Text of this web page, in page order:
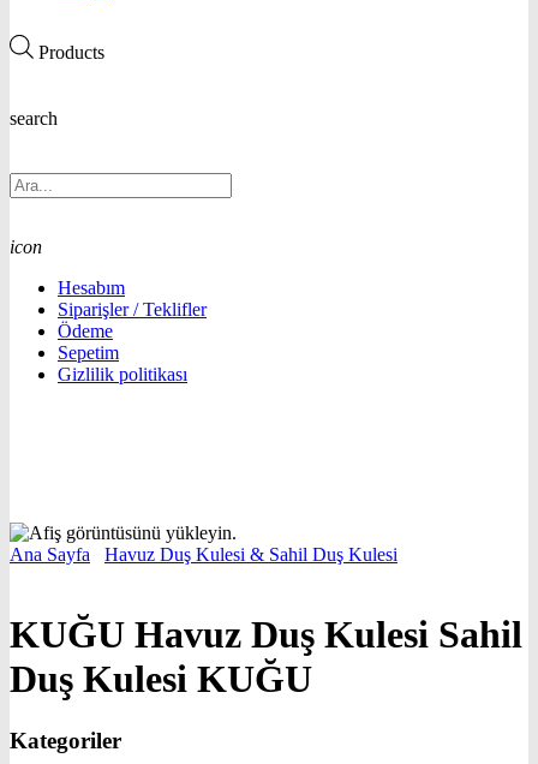
Products
search
icon
Hesabım
Siparişler / Teklifler
Ödeme
Sepetim
Gizlilik politikası
Ana Sayfa Havuz Duş Kulesi & Sahil Duş Kulesi
KUĞU Havuz Duş Kulesi Sahil
Duş Kulesi KUĞU
Kategoriler